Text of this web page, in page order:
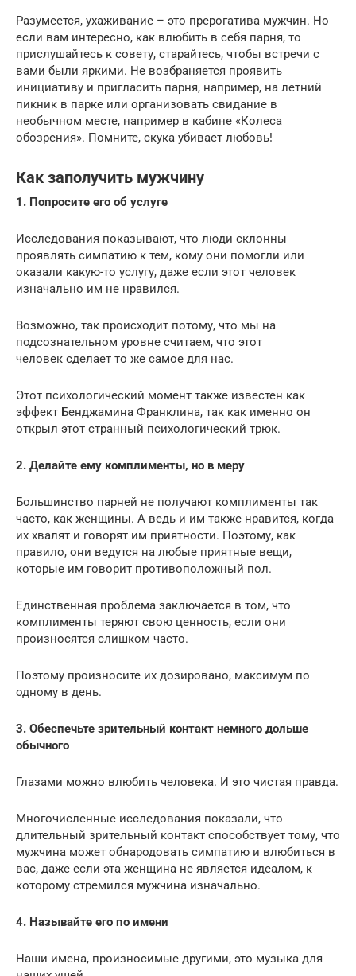
Разумеется, ухаживание – это прерогатива мужчин. Но
если вам интересно, как влюбить в себя парня, то
прислушайтесь к совету, старайтесь, чтобы встречи с
вами были яркими. Не возбраняется проявить
инициативу и пригласить парня, например, на летний
пикник в парке или организовать свидание в
необычном месте, например в кабине «Колеса
обозрения». Помните, скука убивает любовь!
Как заполучить мужчину
1. Попросите его об услуге
Исследования показывают, что люди склонны
проявлять симпатию к тем, кому они помогли или
оказали какую-то услугу, даже если этот человек
изначально им не нравился.
Возможно, так происходит потому, что мы на
подсознательном уровне считаем, что этот
человек сделает то же самое для нас.
Этот психологический момент также известен как
эффект Бенджамина Франклина, так как именно он
открыл этот странный психологический трюк.
2. Делайте ему комплименты, но в меру
Большинство парней не получают комплименты так
часто, как женщины. А ведь и им также нравится, когда
их хвалят и говорят им приятности. Поэтому, как
правило, они ведутся на любые приятные вещи,
которые им говорит противоположный пол.
Единственная проблема заключается в том, что
комплименты теряют свою ценность, если они
произносятся слишком часто.
Поэтому произносите их дозировано, максимум по
одному в день.
3. Обеспечьте зрительный контакт немного дольше
обычного
Глазами можно влюбить человека. И это чистая правда.
Многочисленные исследования показали, что
длительный зрительный контакт способствует тому, что
мужчина может обнародовать симпатию и влюбиться в
вас, даже если эта женщина не является идеалом, к
которому стремился мужчина изначально.
4. Называйте его по имени
Наши имена, произносимые другими, это музыка для